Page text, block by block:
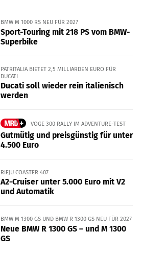
BMW M 1000 RS NEU FÜR 2027
Sport-Touring mit 218 PS vom BMW-
Superbike
PATRITALIA BIETET 2,5 MILLIARDEN EURO FÜR
DUCATI
Ducati soll wieder rein italienisch
werden
VOGE 300 RALLY IM ADVENTURE-TEST
Gutmütig und preisgünstig für unter
4.500 Euro
RIEJU COASTER 407
A2-Cruiser unter 5.000 Euro mit V2
und Automatik
BMW M 1300 GS UND BMW R 1300 GS NEU FÜR 2027
Neue BMW R 1300 GS – und M 1300
GS